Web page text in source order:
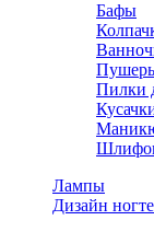
Бафы
Пилки
Лампы
Дизайн